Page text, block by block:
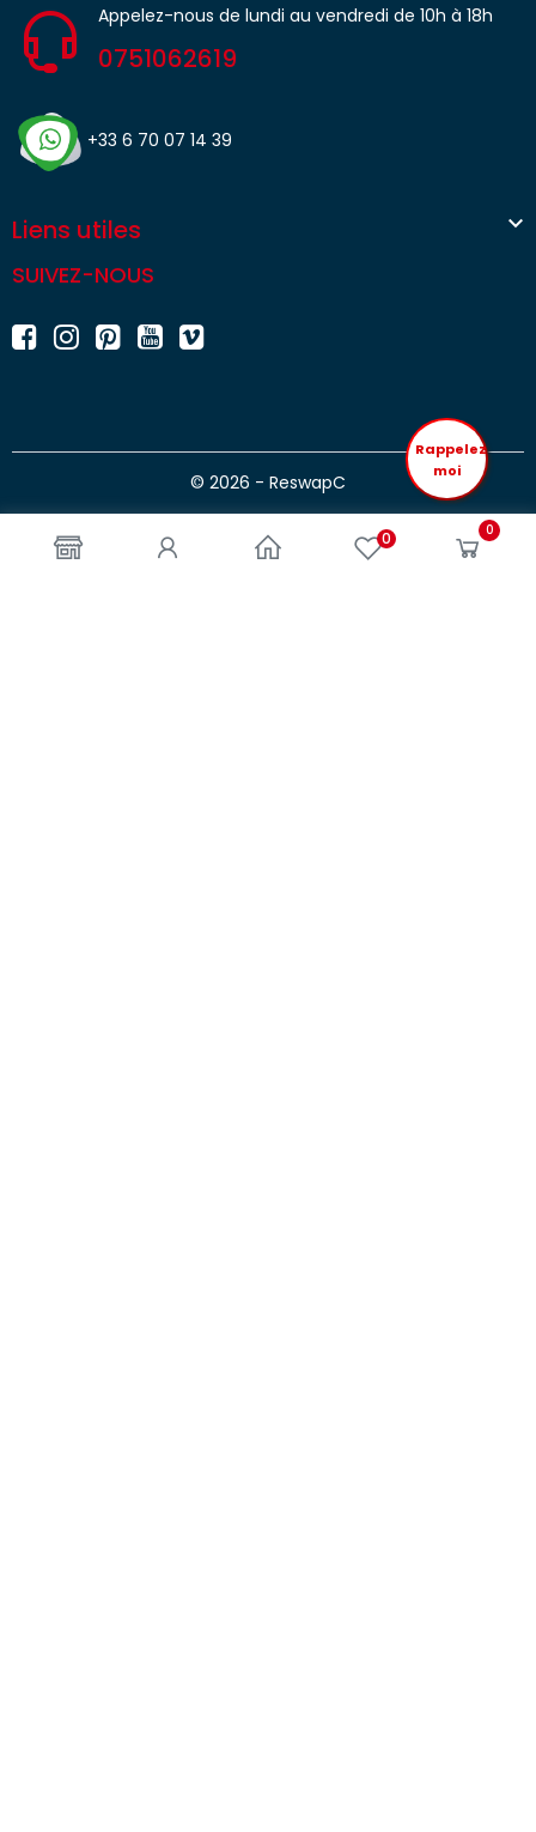
0 0
Appelez-nous de lundi au vendredi de 10h à 18h
0751062619
+33 6 70 07 14 39
Liens utiles 
SUIVEZ-NOUS
© 2026 - ReswapC
Rappelez
moi